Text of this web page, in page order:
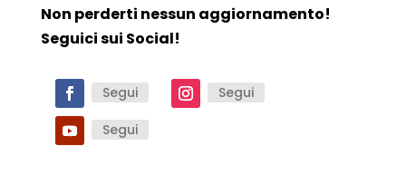
Non perderti nessun aggiornamento!
Seguici sui Social!
Segui Segui
Segui